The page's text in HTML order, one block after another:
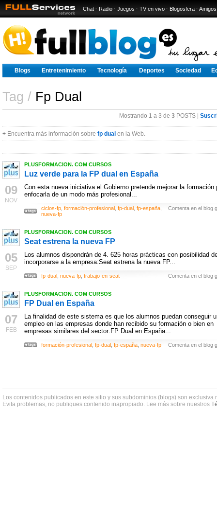
Chat · Radio · Juegos · TV en vivo · Blogosfera · Amigos
Blogs Entretenimiento Tecnología Deportes Sociedad
Tag / Fp Dual
Mostrando 1 a 3 de 3 POSTS |
+ Encuentra más información sobre fp dual en la Web.
09
NOV
PLUSFORMACION. COM CURSOS
Luz verde para la FP dual en España
Con esta nueva iniciativa el Gobierno pretende mejorar la formación
enfocarla de un modo más profesional...
Comenta en el blog
ciclos-fp formación-profesional fp-dual fp-españa
nueva-fp
05
SEP
PLUSFORMACION. COM CURSOS
Seat estrena la nueva FP
Los alumnos dispondrán de 4. 625 horas prácticas con posibilidad
incorporarse a la empresa:Seat estrena la nueva FP...
Comenta en el blog
fp-dual nueva-fp trabajo-en-seat
07
FEB
PLUSFORMACION. COM CURSOS
FP Dual en España
La finalidad de este sistema es que los alumnos puedan conseguir
empleo en las empresas donde han recibido su formación o bien en
empresas similares del sector:FP Dual en España...
Comenta en el blog
formación-profesional fp-dual fp-españa nueva-fp
Los contenidos publicados en este sitio y sus subdominios (blogs) son exclusiva
Evita problemas, no publiques contenido inapropiado. Lee más sobre nuestros